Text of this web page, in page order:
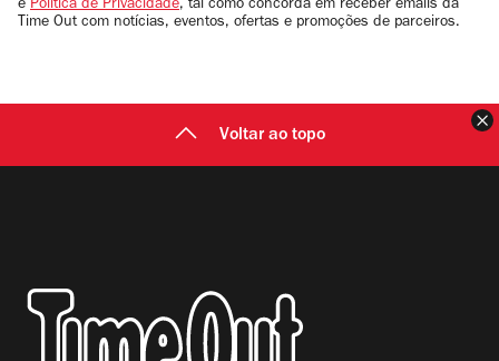
e Política de Privacidade, tal como concorda em receber emails da
Time Out com notícias, eventos, ofertas e promoções de parceiros.
Voltar ao topo